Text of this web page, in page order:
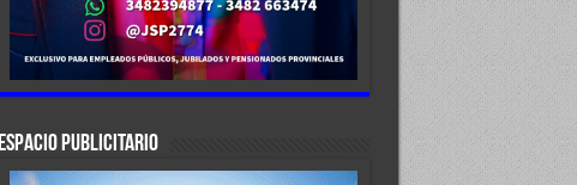
ESPACIO PUBLICITARIO